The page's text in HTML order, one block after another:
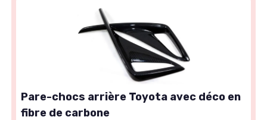
Pare-chocs arrière Toyota avec déco en
fibre de carbone